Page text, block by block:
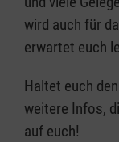
wird auch für
erwartet euch
Haltet euch
weitere Infos,
auf euch!